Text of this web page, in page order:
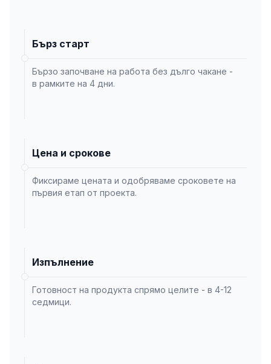
Бърз старт
Бързо започване на работа без дълго чакане -
в рамките на 4 дни.
Цена и срокове
Фиксираме цената и одобряваме сроковете на
първия етап от проекта.
Изпълнение
Готовност на продукта спрямо целите - в 4-12
седмици.